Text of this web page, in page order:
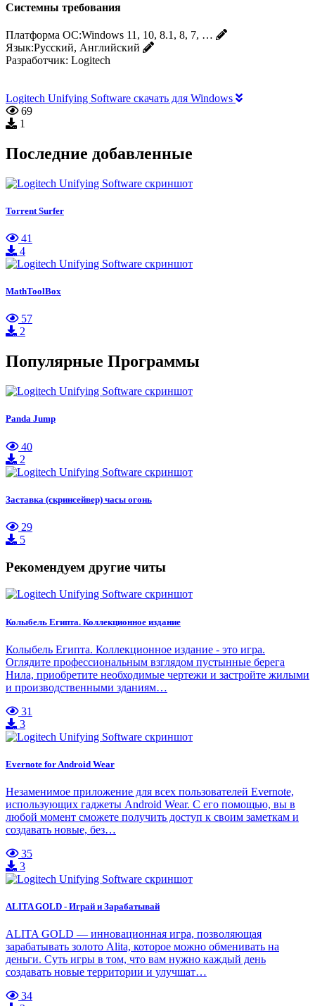
Системны требования
Платформа ОС:Windows 11, 10, 8.1, 8, 7, …
Язык:Русский, Английский
Разработчик: Logitech
Logitech Unifying Software скачать для Windows
69
1
Последние добавленные
Torrent Surfer
41
4
MathToolBox
57
2
Популярные Программы
Panda Jump
40
2
Заставка (скринсейвер) часы огонь
29
5
Рекомендуем другие читы
Колыбель Египта. Коллекционное издание
Колыбель Египта. Коллекционное издание - это игра.
Оглядите профессиональным взглядом пустынные берега
Нила, приобретите необходимые чертежи и застройте жилыми
и производственными зданиям…
31
3
Evernote for Android Wear
Незаменимое приложение для всех пользователей Evernote,
использующих гаджеты Android Wear. С его помощью, вы в
любой момент сможете получить доступ к своим заметкам и
создавать новые, без…
35
3
ALITA GOLD - Играй и Зарабатывай
ALITA GOLD — инновационная игра, позволяющая
зарабатывать золото Alita, которое можно обменивать на
деньги. Суть игры в том, что вам нужно каждый день
создавать новые территории и улучшат…
34